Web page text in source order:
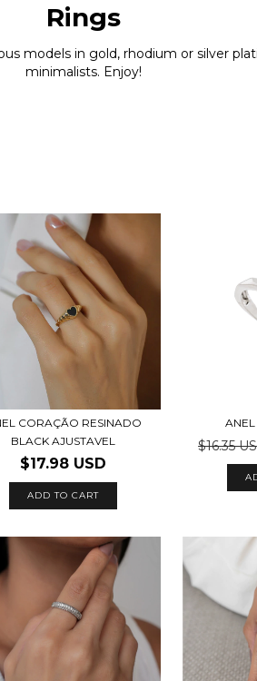
Rings
models in gold, rhodium or silver
minimalists. Enjoy!
CORAÇÃO RESINADO
BLACK AJUSTAVEL
$17.98 USD
$16.35